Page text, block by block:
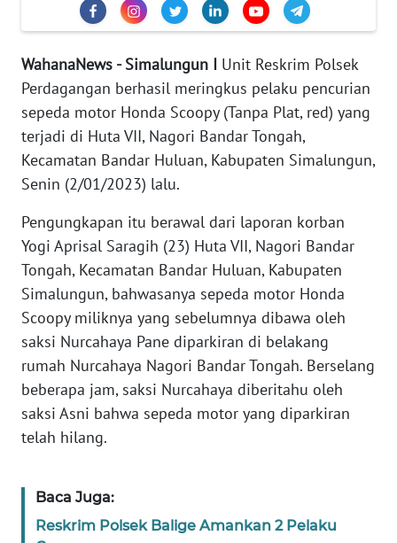
WahanaNews - Simalungun I Unit Reskrim Polsek
Perdagangan berhasil meringkus pelaku pencurian
sepeda motor Honda Scoopy (Tanpa Plat, red) yang
terjadi di Huta VII, Nagori Bandar Tongah,
Kecamatan Bandar Huluan, Kabupaten Simalungun,
Senin (2/01/2023) lalu.
Pengungkapan itu berawal dari laporan korban
Yogi Aprisal Saragih (23) Huta VII, Nagori Bandar
Tongah, Kecamatan Bandar Huluan, Kabupaten
Simalungun, bahwasanya sepeda motor Honda
Scoopy miliknya yang sebelumnya dibawa oleh
saksi Nurcahaya Pane diparkiran di belakang
rumah Nurcahaya Nagori Bandar Tongah. Berselang
beberapa jam, saksi Nurcahaya diberitahu oleh
saksi Asni bahwa sepeda motor yang diparkiran
telah hilang.
Baca Juga:
Reskrim Polsek Balige Amankan 2 Pelaku
KARIR
DISCLAIMER
Wahana
News
Regional
WN
SUMUT
WN
JAKARTA
WN
JABAR
WN
BANTEN
WN